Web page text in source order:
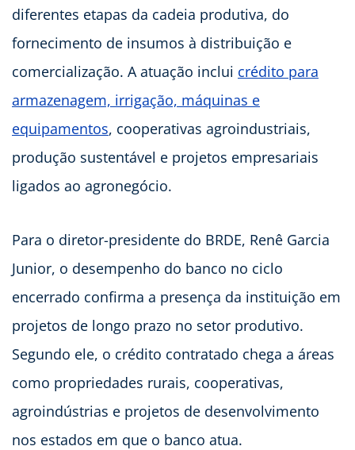
diferentes etapas da cadeia produtiva, do
fornecimento de insumos à distribuição e
comercialização. A atuação inclui crédito para
armazenagem, irrigação, máquinas e
equipamentos, cooperativas agroindustriais,
produção sustentável e projetos empresariais
ligados ao agronegócio.
Para o diretor-presidente do BRDE, Renê Garcia
Junior, o desempenho do banco no ciclo
encerrado confirma a presença da instituição em
projetos de longo prazo no setor produtivo.
Segundo ele, o crédito contratado chega a áreas
como propriedades rurais, cooperativas,
agroindústrias e projetos de desenvolvimento
nos estados em que o banco atua.